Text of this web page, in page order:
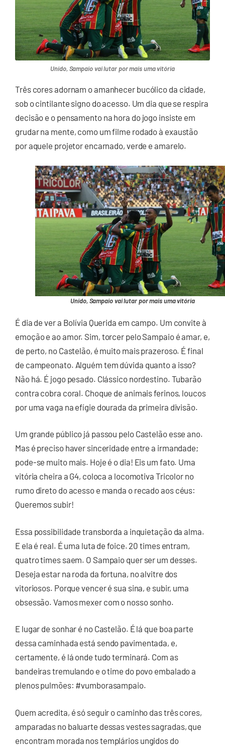
Unido, Sampaio vai lutar por mais uma vitória
Três cores adornam o amanhecer bucólico da cidade,
sob o cintilante signo do acesso. Um dia que se respira
decisão e o pensamento na hora do jogo insiste em
grudar na mente, como um filme rodado à exaustão
por aquele projetor encarnado, verde e amarelo.
Unido, Sampaio vai lutar por mais uma vitória
É dia de ver a Bolívia Querida em campo. Um convite à
emoção e ao amor. Sim, torcer pelo Sampaio é amar, e,
de perto, no Castelão, é muito mais prazeroso. É final
de campeonato. Alguém tem dúvida quanto a isso?
Não há. É jogo pesado. Clássico nordestino. Tubarão
contra cobra coral. Choque de animais ferinos, loucos
por uma vaga na efígie dourada da primeira divisão.
Um grande público já passou pelo Castelão esse ano.
Mas é preciso haver sinceridade entre a irmandade;
pode-se muito mais. Hoje é o dia! Eis um fato. Uma
vitória cheira a G4, coloca a locomotiva Tricolor no
rumo direto do acesso e manda o recado aos céus:
Queremos subir!
Essa possibilidade transborda a inquietação da alma.
E ela é real. É uma luta de foice. 20 times entram,
quatro times saem. O Sampaio quer ser um desses.
Deseja estar na roda da fortuna, no alvitre dos
vitoriosos. Porque vencer é sua sina, e subir, uma
obsessão. Vamos mexer com o nosso sonho.
E lugar de sonhar é no Castelão. É lá que boa parte
dessa caminhada está sendo pavimentada, e,
certamente, é lá onde tudo terminará. Com as
bandeiras tremulando e o time do povo embalado a
plenos pulmões: #vumborasampaio.
Quem acredita, é só seguir o caminho das três cores,
amparadas no baluarte dessas vestes sagradas, que
encontram morada nos templários ungidos do